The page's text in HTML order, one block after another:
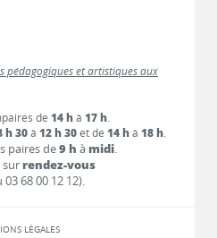
pédagogiques et artistiques aux
de 14 hà 17 h.
h 30à 12 h 30et de 14 hà 18 h.
paires de9 h à midi.
sur rendez-vous
68 00 12 12).
LÉGALES